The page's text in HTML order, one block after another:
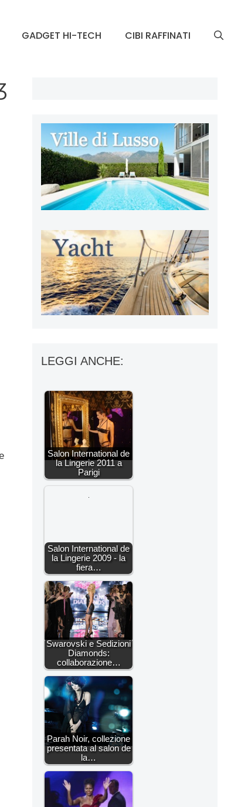
GADGET HI-TECH CIBI RAFFINATI
LEGGI ANCHE:
Salon International de
la Lingerie 2011 a
Parigi
Salon International de
la Lingerie 2009 - la
fiera…
Swarovski e Sedizioni
Diamonds:
collaborazione…
Parah Noir, collezione
presentata al salon de
la…